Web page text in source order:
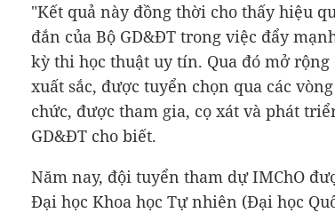
"Kết quả này đồng thời cho thấy hiệu
đắn của Bộ GD&ĐT trong việc đẩy
kỳ thi học thuật uy tín. Qua đó mở
xuất sắc, được tuyển chọn qua các
chức, được tham gia, cọ xát và phát
GD&ĐT cho biết.
Năm nay, đội tuyển tham dự IMChO
Đại học Khoa học Tự nhiên (Đại học